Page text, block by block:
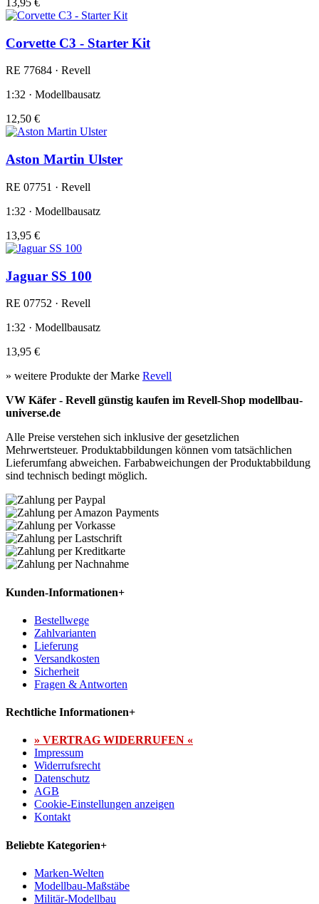
13,95 €
Corvette C3 - Starter Kit
RE 77684 · Revell
1:32 · Modellbausatz
12,50 €
Aston Martin Ulster
RE 07751 · Revell
1:32 · Modellbausatz
13,95 €
Jaguar SS 100
RE 07752 · Revell
1:32 · Modellbausatz
13,95 €
» weitere Produkte der Marke Revell
VW Käfer - Revell günstig kaufen im Revell-Shop modellbau-
universe.de
Alle Preise verstehen sich inklusive der gesetzlichen
Mehrwertsteuer. Produktabbildungen können vom tatsächlichen
Lieferumfang abweichen. Farbabweichungen der Produktabbildung
sind technisch bedingt möglich.
Kunden-Informationen+
Bestellwege
Zahlvarianten
Lieferung
Versandkosten
Sicherheit
Fragen & Antworten
Rechtliche Informationen+
» VERTRAG WIDERRUFEN «
Impressum
Widerrufsrecht
Datenschutz
AGB
Cookie-Einstellungen anzeigen
Kontakt
Beliebte Kategorien+
Marken-Welten
Modellbau-Maßstäbe
Militär-Modellbau